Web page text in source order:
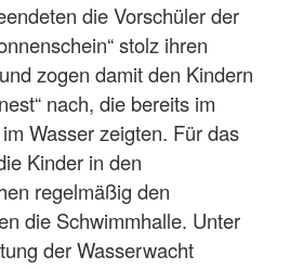
die Vorschüler der
stolz ihren
zogen damit den Kindern
nach, die bereits im
Wasser zeigten. Für das
Kinder in den
regelmäßig den
die Schwimmhalle. Unter
der Wasserwacht